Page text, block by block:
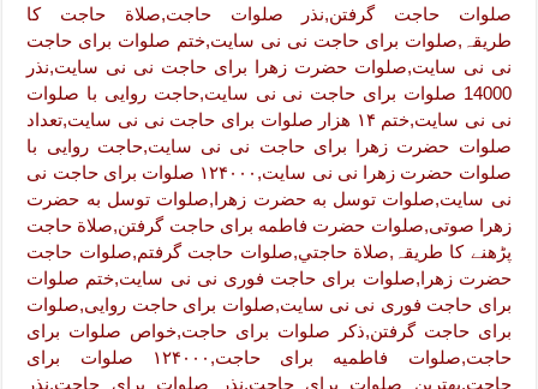
صلوات حاجت گرفتن,نذر صلوات حاجت,صلاة حاجت کا
طریقہ,صلوات برای حاجت نی نی سایت,ختم صلوات برای حاجت
نی نی سایت,صلوات حضرت زهرا برای حاجت نی نی سایت,نذر
14000 صلوات برای حاجت نی نی سایت,حاجت روایی با صلوات
نی نی سایت,ختم ۱۴ هزار صلوات برای حاجت نی نی سایت,تعداد
صلوات حضرت زهرا برای حاجت نی نی سایت,حاجت روایی با
صلوات حضرت زهرا نی نی سایت,۱۲۴۰۰۰ صلوات برای حاجت نی
نی سایت,صلوات توسل به حضرت زهرا,صلوات توسل به حضرت
زهرا صوتی,صلوات حضرت فاطمه برای حاجت گرفتن,صلاة حاجت
پڑھنے کا طریقہ,صلاة حاجتي,صلوات حاجت گرفتم,صلوات حاجت
حضرت زهرا,صلوات برای حاجت فوری نی نی سایت,ختم صلوات
برای حاجت فوری نی نی سایت,صلوات برای حاجت روایی,صلوات
برای حاجت گرفتن,ذکر صلوات برای حاجت,خواص صلوات برای
حاجت,صلوات فاطمیه برای حاجت,۱۲۴۰۰۰ صلوات برای
حاجت,بهترین صلوات برای حاجت,نذر صلوات برای حاجت,نذر